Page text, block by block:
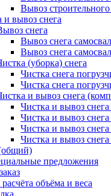
Вывоз
и вывоз снега
снега
Вывоз снега
Вывоз снега
(уборка) снега
Чистка снега
Чистка снега
и вывоз снега
Чистка и вывоз
Чистка и вывоз
Чистка и вывоз
Чистка и вывоз
предложения
объёма и веса